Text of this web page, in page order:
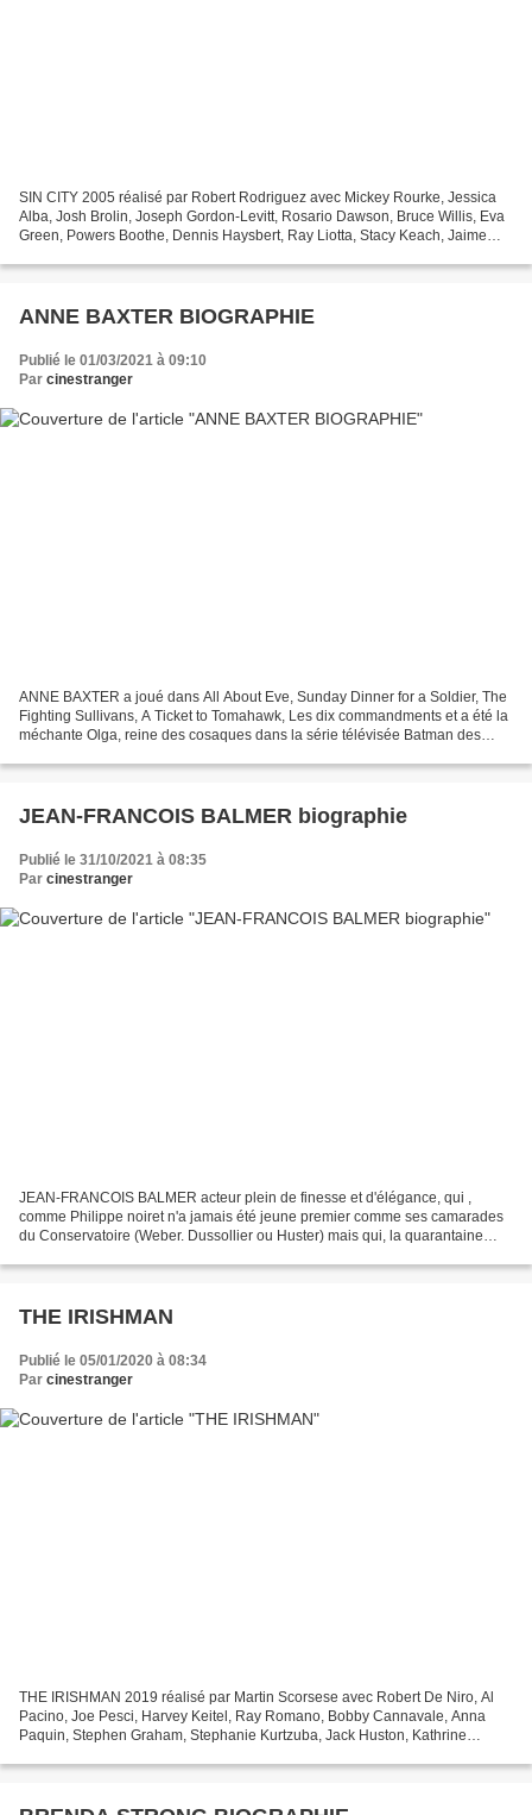
SIN CITY 2005 réalisé par Robert Rodriguez avec Mickey Rourke, Jessica
Alba, Josh Brolin, Joseph Gordon-Levitt, Rosario Dawson, Bruce Willis, Eva
Green, Powers Boothe, Dennis Haysbert, Ray Liotta, Stacy Keach, Jaime
ANNE BAXTER BIOGRAPHIE
Publié le 01/03/2021 à 09:10
Par cinestranger
ANNE BAXTER a joué dans All About Eve, Sunday Dinner for a Soldier, The
Fighting Sullivans, A Ticket to Tomahawk, Les dix commandments et a été la
méchante Olga, reine des cosaques dans la série télévisée Batman des
JEAN-FRANCOIS BALMER biographie
Publié le 31/10/2021 à 08:35
Par cinestranger
JEAN-FRANCOIS BALMER acteur plein de finesse et d'élégance, qui ,
comme Philippe noiret n'a jamais été jeune premier comme ses camarades
du Conservatoire (Weber. Dussollier ou Huster) mais qui, la quarantaine
THE IRISHMAN
Publié le 05/01/2020 à 08:34
Par cinestranger
THE IRISHMAN 2019 réalisé par Martin Scorsese avec Robert De Niro, Al
Pacino, Joe Pesci, Harvey Keitel, Ray Romano, Bobby Cannavale, Anna
Paquin, Stephen Graham, Stephanie Kurtzuba, Jack Huston, Kathrine